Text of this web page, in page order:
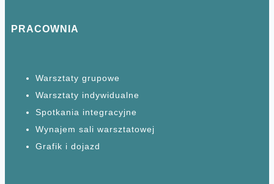
PRACOWNIA
Warsztaty grupowe
Warsztaty indywidualne
Spotkania integracyjne
Wynajem sali warsztatowej
Grafik i dojazd